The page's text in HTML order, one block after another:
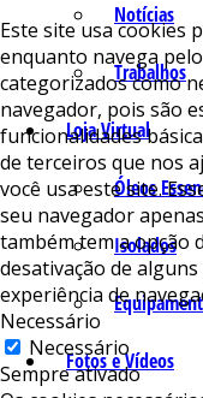
Notícias
Trabalhos
Loja Virtual
Óleos
Isolados
Fotos e Vídeos
Este site usa cookies
enquanto navega
categorizados como
navegador, pois são
funcionalidades
de terceiros que nos
você usa este site.
seu navegador
também tem a opção
desativação de
experiência de
Necessário
Necessário
Sempre ativado